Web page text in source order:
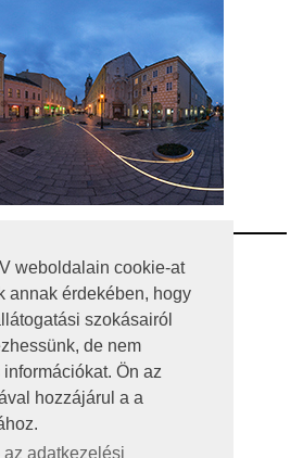
weboldalain cookie-at
annak érdekében, hogy
szokásairól
de nem
Ön az
hozzájárul a a
adatkezelési